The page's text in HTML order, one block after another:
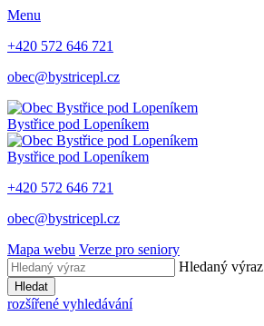
Menu
+420 572 646 721
obec@bystricepl.cz
Bystřice pod Lopeníkem
Bystřice pod Lopeníkem
+420 572 646 721
obec@bystricepl.cz
Mapa webu Verze pro seniory
Hledaný výraz
Hledat
rozšířené vyhledávání